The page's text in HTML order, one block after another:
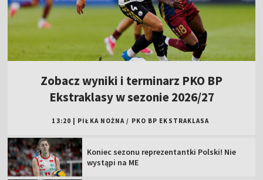
Zobacz wyniki i terminarz PKO BP
Ekstraklasy w sezonie 2026/27
13:20 PIŁKA NOŻNA / PKO BP EKSTRAKLASA
Koniec sezonu reprezentantki Polski! Nie
wystąpi na ME